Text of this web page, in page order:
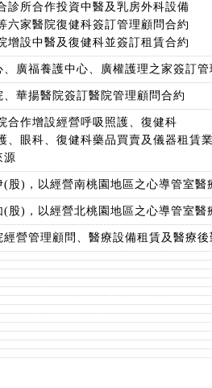
診所合作投資中醫及乳房外科設備
六家醫院復健科簽訂管理顧問合約
增設中醫及復健科並簽訂租賃合約
廣福養護中心、廣權護理之家簽訂管
華揚醫院簽訂醫院管理顧問合約
合作增設經營呼吸照護、復健科
、眼科、復健科藥品買賣及儀器租賃
源
股)，以經營南桃園地區之心導管室醫
股)，以經營北桃園地區之心導管室醫
營管理顧問、醫療設備租賃及醫療後